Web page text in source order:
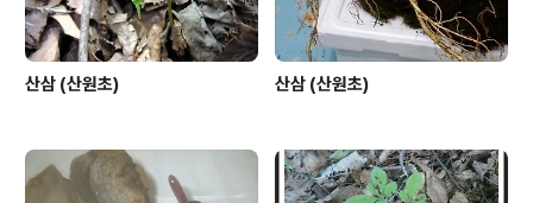
산삼 (산원초) 산삼 (산원초)